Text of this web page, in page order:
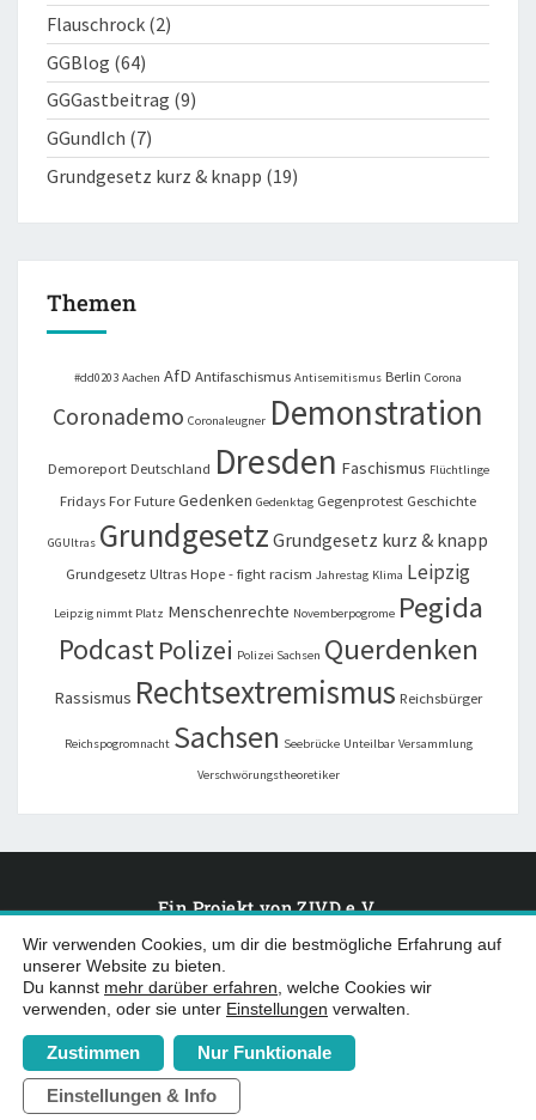
Flauschrock (2)
GGBlog (64)
GGGastbeitrag (9)
GGundIch (7)
Grundgesetz kurz & knapp (19)
Themen
#dd0203 Aachen AfD Antifaschismus Antisemitismus Berlin Corona
Coronademo Coronaleugner Demonstration
Demoreport Deutschland Dresden Faschismus Flüchtlinge
Fridays For FutureGedenken Gedenktag Gegenprotest Geschichte
GGUltras Grundgesetz Grundgesetz kurz & knapp
Grundgesetz UltrasHope - fight racism Jahrestag Klima Leipzig
Leipzig nimmt Platz Menschenrechte Novemberpogrome Pegida
PodcastPolizei Polizei Sachsen Querdenken
Rassismus Rechtsextremismus Reichsbürger
Reichspogromnacht Sachsen Seebrücke Unteilbar Versammlung
Verschwörungstheoretiker
Ein Projekt vonZIVD e.V.
Impressum Datenschutz
© 2026
WEG MIT
§219a!
Wir verwenden Cookies, um dir die bestmögliche Erfahrung auf
unserer Website zu bieten.
Du kannst mehr darüber erfahren , welche Cookies wir
verwenden, oder sie unter Einstellungen verwalten.
Zustimmen Nur Funktionale
Einstellungen & Info